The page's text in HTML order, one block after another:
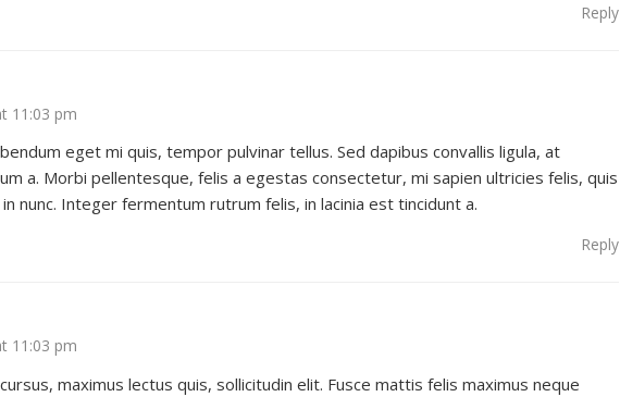
Reply
11:03 pm
eget mi quis, tempor pulvinar tellus. Sed dapibus convallis ligula, at
a. Morbi pellentesque, felis a egestas consectetur, mi sapien ultricies felis, quis
nunc. Integer fermentum rutrum felis, in lacinia est tincidunt a.
Reply
11:03 pm
maximus lectus quis, sollicitudin elit. Fusce mattis felis maximus neque